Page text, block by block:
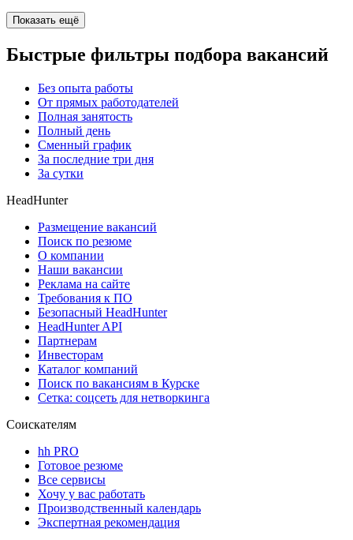
Показать ещё
Быстрые фильтры подбора вакансий
Без опыта работы
От прямых работодателей
Полная занятость
Полный день
Сменный график
За последние три дня
За сутки
HeadHunter
Размещение вакансий
Поиск по резюме
О компании
Наши вакансии
Реклама на сайте
Требования к ПО
Безопасный HeadHunter
HeadHunter API
Партнерам
Инвесторам
Каталог компаний
Поиск по вакансиям в Курске
Сетка: соцсеть для нетворкинга
Соискателям
hh PRO
Готовое резюме
Все сервисы
Хочу у вас работать
Производственный календарь
Экспертная рекомендация